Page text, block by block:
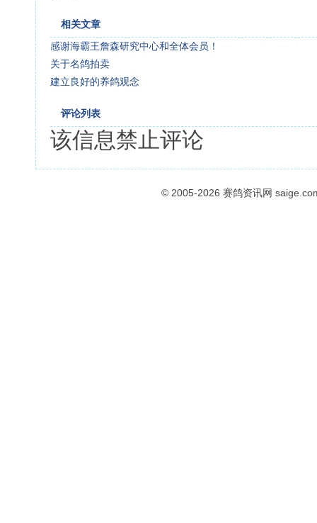
相关文章
感谢海霸王詹森研究中心和全体会员！
关于名鸽拍卖
建立良好的养鸽观念
评论列表
该信息禁止评论
© 2005-2026 赛鸽资讯网